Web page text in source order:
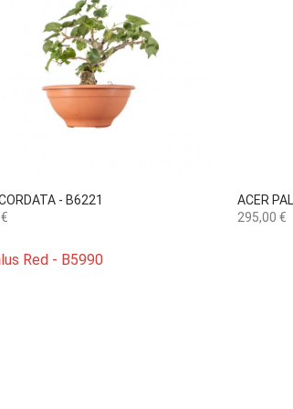
- B6221
 Vista rápida
ACER
Preço
295,00 €